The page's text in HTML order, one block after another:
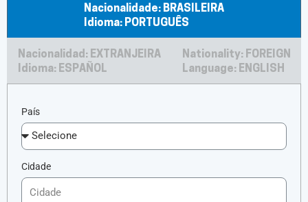
Nacionalidade: BRASILEIRA
Idioma: PORTUGUÊS
Nacionalidad: EXTRANJEIRA
Idioma: ESPAÑOL
Nationality: FOREIGN
Language: ENGLISH
País
Cidade